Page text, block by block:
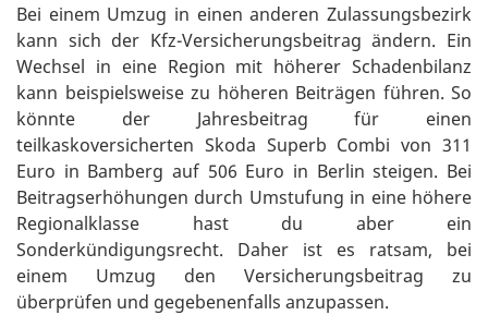
Bei einem Umzug in einen anderen Zulassungsbezirk
kann sich der Kfz-Versicherungsbeitrag ändern. Ein
Wechsel in eine Region mit höherer Schadenbilanz
kann beispielsweise zu höheren Beiträgen führen. So
könnte der Jahresbeitrag für einen
teilkaskoversicherten Skoda Superb Combi von 311
Euro in Bamberg auf 506 Euro in Berlin steigen. Bei
Beitragserhöhungen durch Umstufung in eine höhere
Regionalklasse hast du aber ein
Sonderkündigungsrecht. Daher ist es ratsam, bei
einem Umzug den Versicherungsbeitrag zu
überprüfen und gegebenenfalls anzupassen.